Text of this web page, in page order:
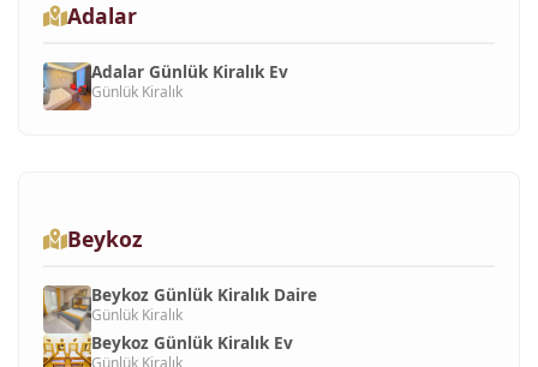
Adalar
Adalar Günlük Kiralık Ev
Günlük Kiralık
Beykoz
Beykoz Günlük Kiralık Daire
Günlük Kiralık
Beykoz Günlük Kiralık Ev